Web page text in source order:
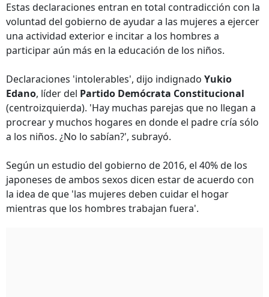
Estas declaraciones entran en total contradicción con la
voluntad del gobierno de ayudar a las mujeres a ejercer
una actividad exterior e incitar a los hombres a
participar aún más en la educación de los niños.
Declaraciones 'intolerables', dijo indignado Yukio
Edano, líder del Partido Demócrata Constitucional
(centroizquierda). 'Hay muchas parejas que no llegan a
procrear y muchos hogares en donde el padre cría sólo
a los niños. ¿No lo sabían?', subrayó.
Según un estudio del gobierno de 2016, el 40% de los
japoneses de ambos sexos dicen estar de acuerdo con
la idea de que 'las mujeres deben cuidar el hogar
mientras que los hombres trabajan fuera'.